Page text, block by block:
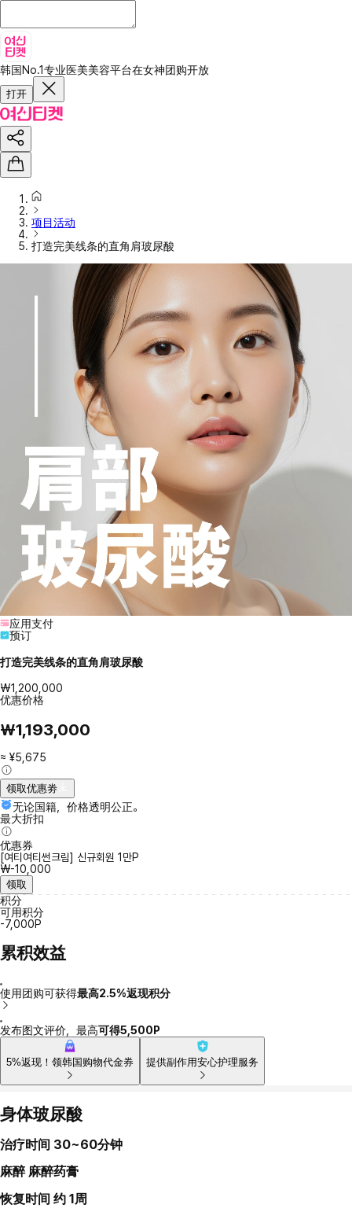
韩国No.1专业医美美容平台在女神团购开放
打开
项目活动
打造完美线条的直角肩玻尿酸
应用支付
预订
打造完美线条的直角肩玻尿酸
₩1,200,000
优惠价格
₩1,193,000
≈ ¥5,675
领取优惠劵
无论国籍，价格透明公正。
最大折扣
优惠券
[여티여티썬크림] 신규회원 1만P
₩-10,000
领取
积分
可用积分
-7,000P
累积效益
使用团购可获得最高2.5%返现积分
发布图文评价，最高可得5,500P
5%返现！领韩国购物代金券 提供副作用安心护理服务
身体玻尿酸
治疗时间 30~60分钟
麻醉 麻醉药膏
恢复时间 约 1周